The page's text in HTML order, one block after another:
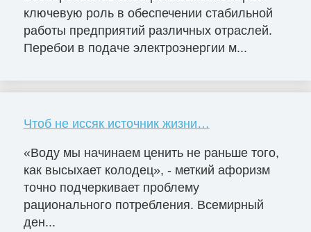
ключевую роль в обеспечении стабильной
работы предприятий различных отраслей.
Перебои в подаче электроэнергии м...
Чтоб не иссяк источник жизни…
«Воду мы начинаем ценить не раньше того,
как высыхает колодец», - меткий афоризм
точно подчеркивает проблему
рационального потребления. Всемирный
ден...